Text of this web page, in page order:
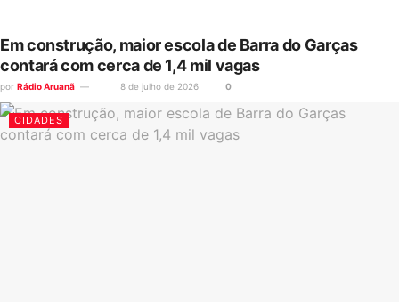
Em construção, maior escola de Barra do Garças
contará com cerca de 1,4 mil vagas
por Rádio Aruanã 8 de julho de 2026 0
CIDADES